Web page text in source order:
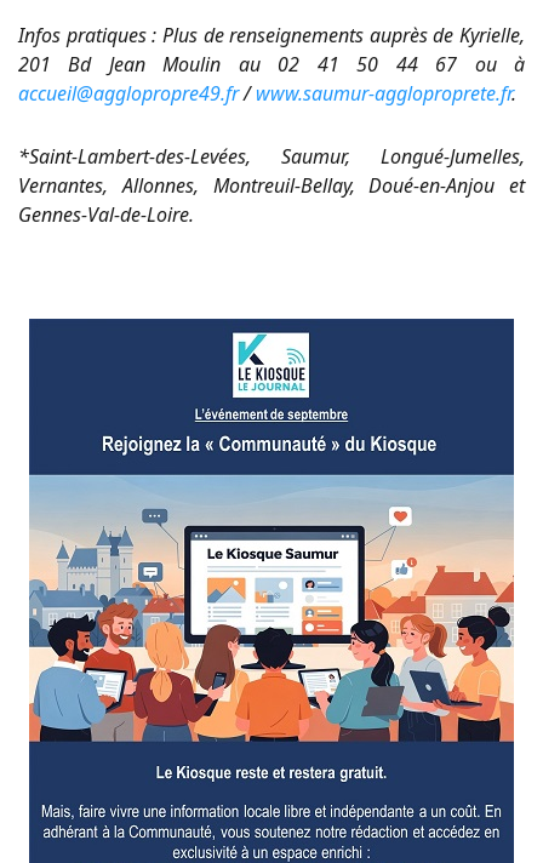
Infos pratiques : Plus de renseignements auprès de Kyrielle,
201 Bd Jean Moulin au 02 41 50 44 67 ou à
accueil@agglopropre49.fr/www.saumur-aggloproprete.fr.
*Saint-Lambert-des-Levées, Saumur, Longué-Jumelles,
Vernantes, Allonnes, Montreuil-Bellay, Doué-en-Anjou et
Gennes-Val-de-Loire.